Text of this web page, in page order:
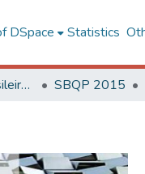
DSpace Statistics
SBQP - Simpósio Brasileiro de Qualidade do Projeto no Ambiente Construído SBQP 2015